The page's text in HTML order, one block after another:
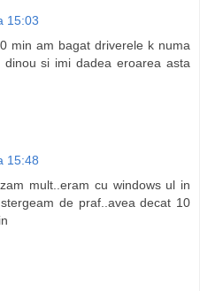
15:03
min am bagat driverele k numa
si imi dadea eroarea asta
15:48
mult..eram cu windows ul in
de praf..avea decat 10